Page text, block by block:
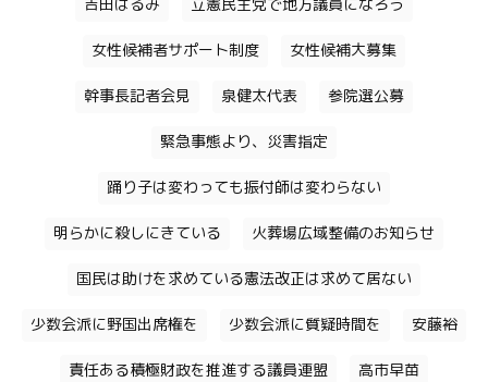
吉田はるみ 立憲民主党で地方議員になろう
女性候補者サポート制度 女性候補大募集
幹事長記者会見 泉健太代表 参院選公募
緊急事態より、災害指定
踊り子は変わっても振付師は変わらない
明らかに殺しにきている 火葬場広域整備のお知らせ
国民は助けを求めている憲法改正は求めて居ない
少数会派に野国出席権を 少数会派に質疑時間を 安藤裕
責任ある積極財政を推進する議員連盟 高市早苗